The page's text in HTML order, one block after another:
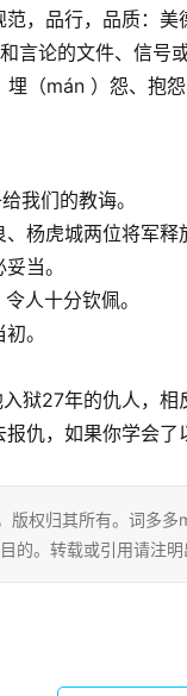
，品行，品质：美
论的文件、信号
（mán ）怨、抱怨
我们的教诲。
杨虎城两位将军
当。
人十分钦佩。
。
狱27年的仇人，
仇，如果你学会了
版权归其所有。词多
的。转载或引用请